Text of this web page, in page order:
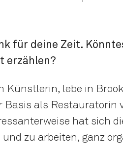
für deine Zeit.
erzählen?
Künstlerin, lebe in
Basis als Restauratorin
hat sich
und zu arbeiten, ganz